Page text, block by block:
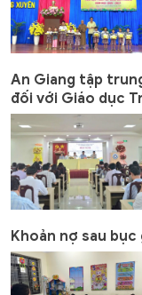
An Giang tập
đối với Giáo dục
Khoản nợ sau bục